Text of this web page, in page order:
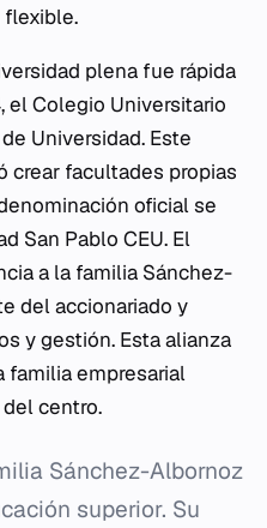
flexible.
plena fue rápida
el Colegio Universitario
Universidad. Este
crear facultades propias
oficial se
San Pablo CEU. El
a la familia Sánchez-
del accionariado y
y gestión. Esta alianza
familia empresarial
centro.
Sánchez-Albornoz
superior. Su